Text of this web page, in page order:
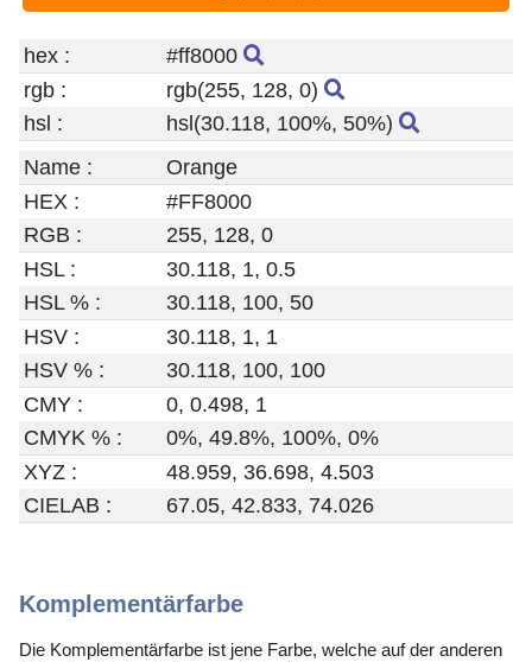
hex :
#ff8000
rgb :
rgb(255, 128, 0)
hsl :
hsl(30.118, 100%, 50%)
Name :
Orange
HEX :
#FF8000
RGB :
255, 128, 0
HSL :
30.118, 1, 0.5
HSL % :
30.118, 100, 50
HSV :
30.118, 1, 1
HSV % :
30.118, 100, 100
CMY :
0, 0.498, 1
CMYK % :
0%, 49.8%, 100%, 0%
XYZ :
48.959, 36.698, 4.503
CIELAB :
67.05, 42.833, 74.026
Komplementärfarbe
Die Komplementärfarbe ist jene Farbe, welche auf der anderen